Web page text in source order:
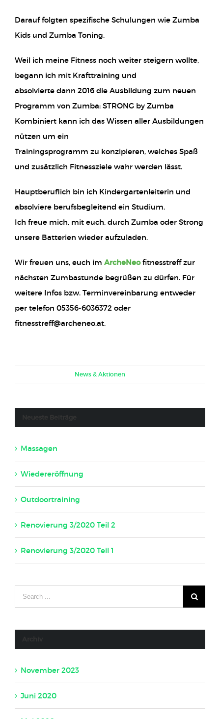
Darauf folgten spezifische Schulungen wie Zumba
Kids und Zumba Toning.
Weil ich meine Fitness noch weiter steigern wollte,
begann ich mit Krafttraining und
absolvierte dann 2016 die Ausbildung zum neuen
Programm von Zumba: STRONG by Zumba
Kombiniert kann ich das Wissen aller Ausbildungen
nützen um ein
Trainingsprogramm zu konzipieren, welches Spaß
und zusätzlich Fitnessziele wahr werden lässt.
Hauptberuflich bin ich Kindergartenleiterin und
absolviere berufsbegleitend ein Studium.
Ich freue mich, mit euch, durch Zumba oder Strong
unsere Batterien wieder aufzuladen.
Wir freuen uns, euch im ArcheNeo fitnesstreff zur
nächsten Zumbastunde begrüßen zu dürfen. Für
weitere Infos bzw. Terminvereinbarung entweder
per telefon 05356-6036372 oder
fitnesstreff@archeneo.at.
News & Aktionen
Massagen
Wiedereröffnung
Outdoortraining
Renovierung 3/2020 Teil 2
Renovierung 3/2020 Teil 1
November 2023
Juni 2020